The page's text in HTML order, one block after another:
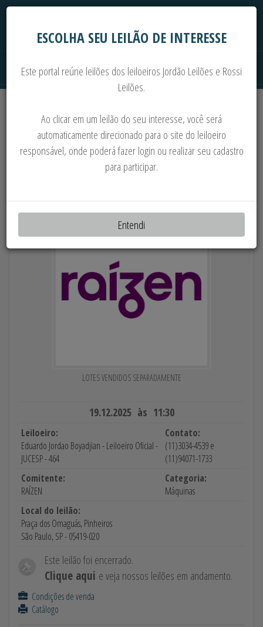
Imoveis Máquinas Sucata
10 COLHEDORAS CASE A8810 - 14
CAMINHÕES - 10 TRATORES - MOTORES -
LOTES VENDIDOS SEPARADAMENTE
19.12.2025 às 11:30
Leiloeiro:
Eduardo Jordao Boyadjian - Leiloeiro Oficial -
JUCESP - 464
Contato:
(11)3034-4539 e
(11)94071-1733
Comitente:
RAÍZEN
Categoria:
Máquinas
Local do leilão:
Praça dos Omaguás, Pinheiros
São Paulo, SP - 05419-020
Este leilão foi encerrado.
Clique aqui e veja nossos leilões em andamento.
Condições de venda
Catálogo
ESCOLHA SEU LEILÃO DE INTERESSE
Este portal reúne leilões dos leiloeiros Jordão Leilões e Rossi
Leilões.
Ao clicar em um leilão do seu interesse, você será
automaticamente direcionado para o site do leiloeiro
responsável, onde poderá fazer login ou realizar seu cadastro
para participar.
Entendi